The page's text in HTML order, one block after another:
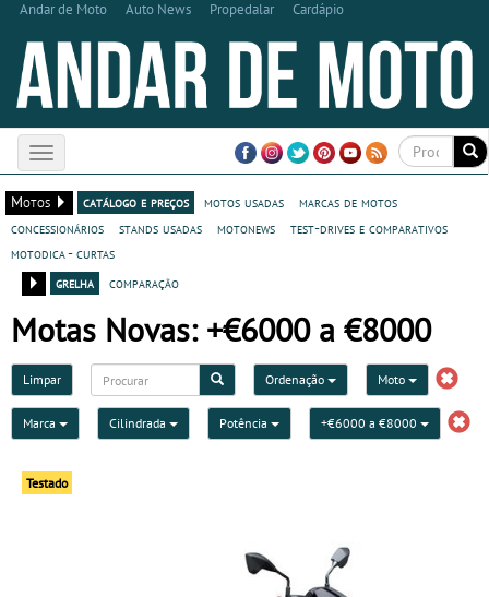
Andar de Moto Auto News Propedalar Cardápio
Toggle
navigation
Motos
catálogo e preços motos usadas
marcas de motos
concessionários
stands usadas motonews
test-drives e comparativos
motodica - curtas
grelha
comparação
Motas Novas: +€6000 a €8000
Limpar Ordenação Moto
Marca Cilindrada Potência +€6000 a €8000
Testado